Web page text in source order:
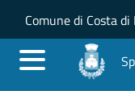
Salta al
Skip to site
Comune di Costa